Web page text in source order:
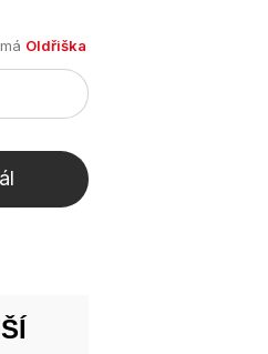
Oldřiška